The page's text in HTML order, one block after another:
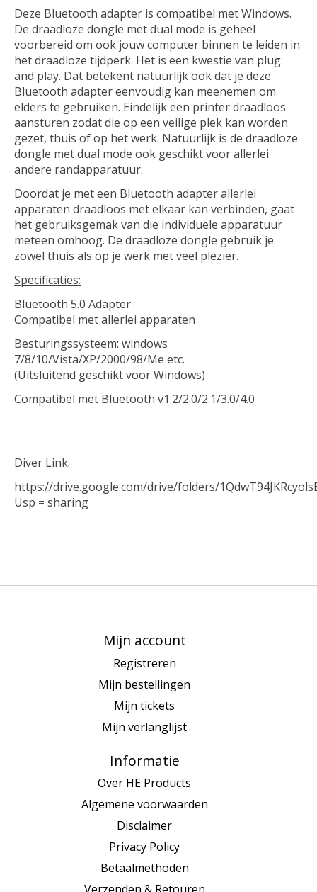
Deze Bluetooth adapter is compatibel met Windows.
De draadloze dongle met dual mode is geheel
voorbereid om ook jouw computer binnen te leiden in
het draadloze tijdperk. Het is een kwestie van plug
and play. Dat betekent natuurlijk ook dat je deze
Bluetooth adapter eenvoudig kan meenemen om
elders te gebruiken. Eindelijk een printer draadloos
aansturen zodat die op een veilige plek kan worden
gezet, thuis of op het werk. Natuurlijk is de draadloze
dongle met dual mode ook geschikt voor allerlei
andere randapparatuur.
Doordat je met een Bluetooth adapter allerlei
apparaten draadloos met elkaar kan verbinden, gaat
het gebruiksgemak van die individuele apparatuur
meteen omhoog. De draadloze dongle gebruik je
zowel thuis als op je werk met veel plezier.
Specificaties:
Bluetooth 5.0 Adapter
Compatibel met allerlei apparaten
Besturingssysteem: windows
7/8/10/Vista/XP/2000/98/Me etc.
(Uitsluitend geschikt voor Windows)
Compatibel met Bluetooth v1.2/2.0/2.1/3.0/4.0
Diver Link:
https://drive.google.com/drive/folders/
Usp = sharing
Mijn account
Registreren
Mijn bestellingen
Mijn tickets
Mijn verlanglijst
Informatie
Over HE Products
Algemene voorwaarden
Disclaimer
Privacy Policy
Betaalmethoden